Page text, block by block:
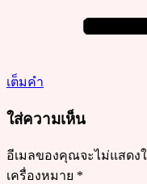
เต็มคำ
ใส่ความเห็น
อีเมลของคุณจะไม่แสดง
เครื่องหมาย *